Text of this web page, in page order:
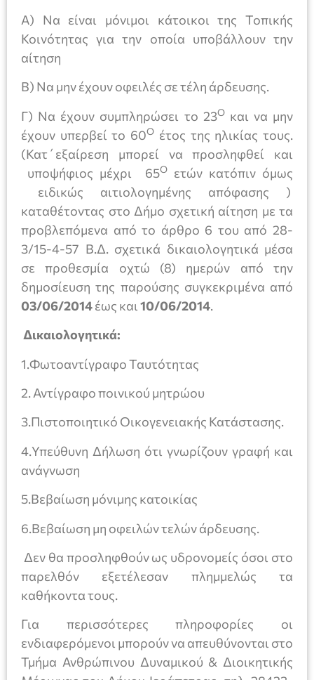
Α) Να είναι μόνιμοι κάτοικοι της Τοπικής
Κοινότητας για την οποία υποβάλλουν την
αίτηση
Β) Να μην έχουν οφειλές σε τέλη άρδευσης.
Γ) Να έχουν συμπληρώσει το 23Οκαι να μην
έχουν υπερβεί το 60Ο έτος της ηλικίας τους.
(Κατ΄εξαίρεση μπορεί να προσληφθεί και
υποψήφιος μέχρι 65Ο ετών κατόπιν όμως
ειδικώς αιτιολογημένης απόφασης )
καταθέτοντας στο Δήμο σχετική αίτηση με τα
προβλεπόμενα από το άρθρο 6 του από 28-
3/15-4-57 Β.Δ. σχετικά δικαιολογητικά μέσα
σε προθεσμία οχτώ (8) ημερών από την
δημοσίευση της παρούσης συγκεκριμένα από
03/06/2014έως και 10/06/2014.
Δικαιολογητικά:
1.Φωτοαντίγραφο Ταυτότητας
2. Αντίγραφο ποινικού μητρώου
3.Πιστοποιητικό Οικογενειακής Κατάστασης.
4.Υπεύθυνη Δήλωση ότι γνωρίζουν γραφή και
ανάγνωση
5.Βεβαίωση μόνιμης κατοικίας
6.Βεβαίωση μη οφειλών τελών άρδευσης.
Δεν θα προσληφθούν ως υδρονομείς όσοι στο
παρελθόν εξετέλεσαν πλημμελώς τα
καθήκοντα τους.
Για περισσότερες πληροφορίες οι
ενδιαφερόμενοι μπορούν να απευθύνονται στο
Τμήμα Ανθρώπινου Δυναμικού & Διοικητικής